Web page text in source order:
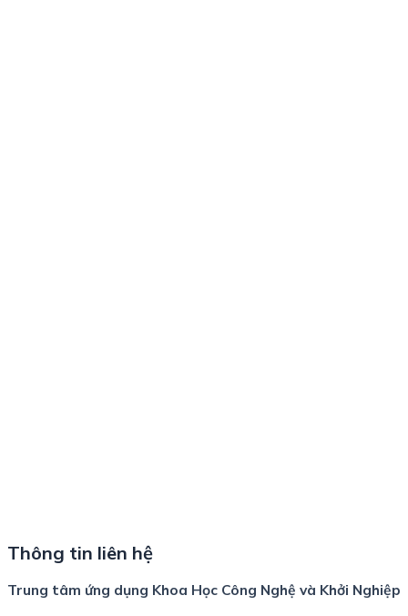
Thông tin liên hệ
Trung tâm ứng dụng Khoa Học Công Nghệ và Khởi Nghiệp